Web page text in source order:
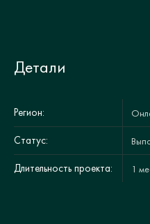
Детали
Регион:
Статус:
Длительность проекта: 1